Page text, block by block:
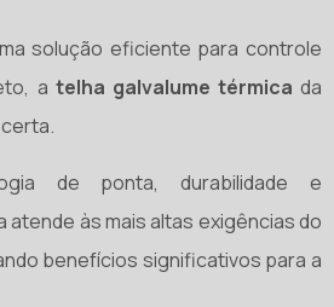
solução eficiente para controle
a telha galvalume térmica da
de ponta, durabilidade e
às mais altas exigências do
benefícios significativos para a